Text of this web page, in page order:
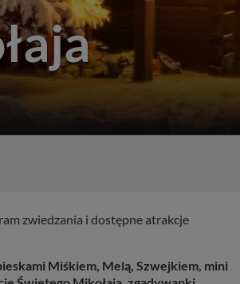
zwiedzania i dostępne atrakcje
Miśkiem, Melą, Szwejkiem, mini